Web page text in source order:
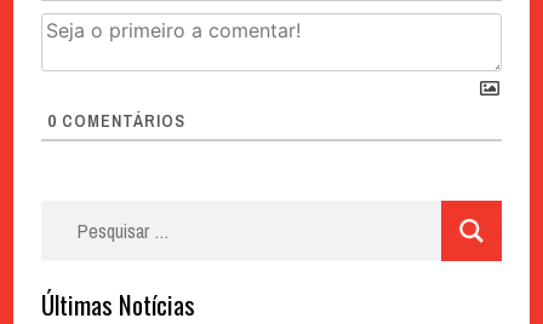
0 COMENTÁRIOS
Últimas Notícias